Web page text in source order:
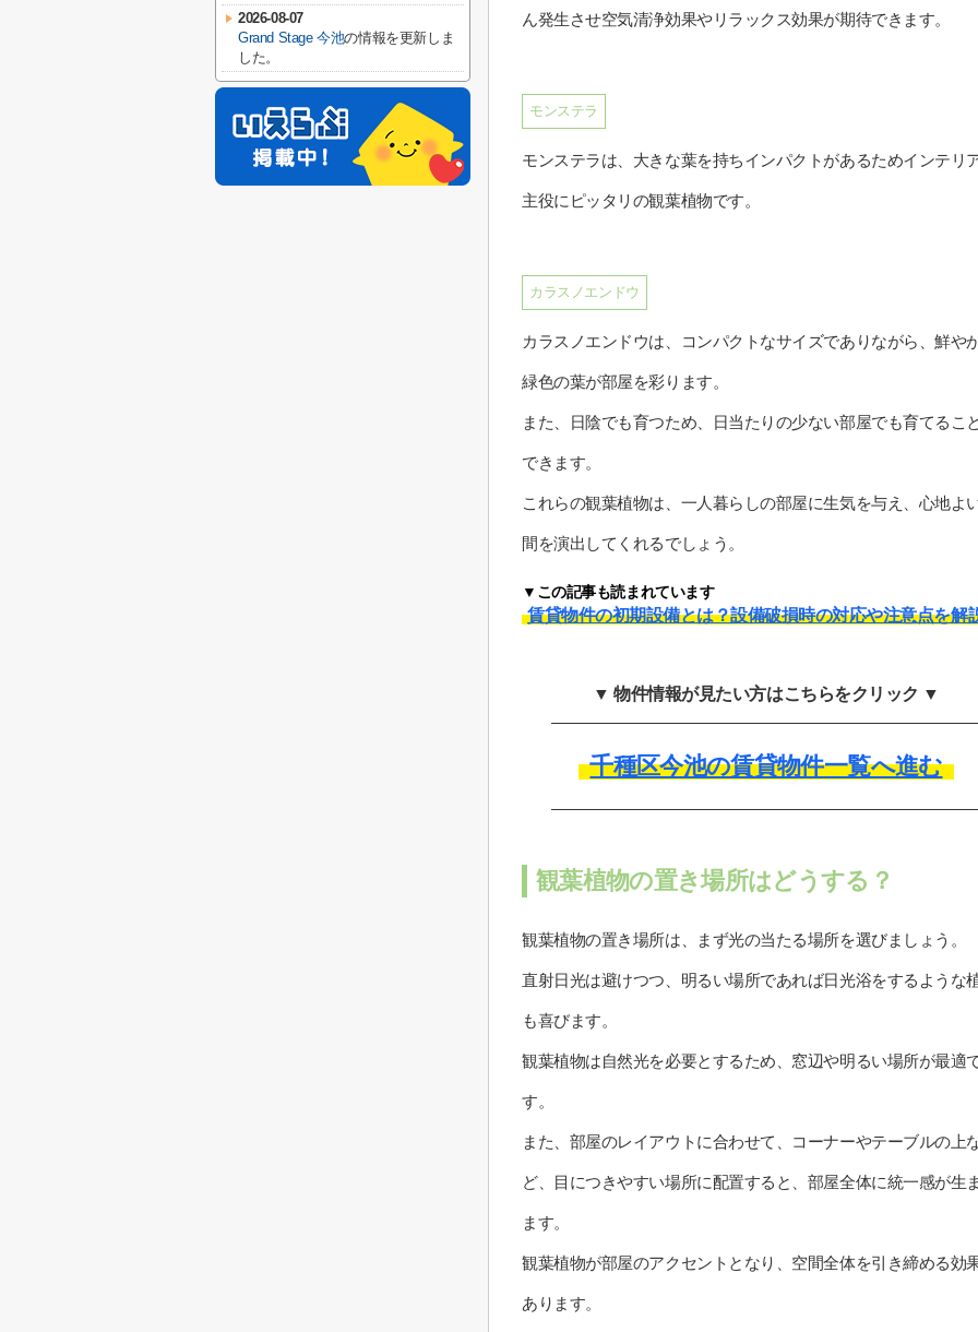
ん発生させ空気清浄効果やリラックス効果が期待できます。
モンステラ
モンステラは、大きな葉を持ちインパクトがあるためインテリ
主役にピッタリの観葉植物です。
カラスノエンドウ
カラスノエンドウは、コンパクトなサイズでありながら、鮮や
緑色の葉が部屋を彩ります。
また、日陰でも育つため、日当たりの少ない部屋でも育てるこ
できます。
これらの観葉植物は、一人暮らしの部屋に生気を与え、心地よ
間を演出してくれるでしょう。
▼この記事も読まれています
賃貸物件の初期設備とは？設備破損時の対応や注意点を解
▼ 物件情報が見たい方はこちらをクリック ▼
千種区今池の賃貸物件一覧へ進む
観葉植物の置き場所はどうする？
観葉植物の置き場所は、まず光の当たる場所を選びましょう。
直射日光は避けつつ、明るい場所であれば日光浴をするような
も喜びます。
観葉植物は自然光を必要とするため、窓辺や明るい場所が最適
す。
また、部屋のレイアウトに合わせて、コーナーやテーブルの上
ど、目につきやすい場所に配置すると、部屋全体に統一感が生
ます。
観葉植物が部屋のアクセントとなり、空間全体を引き締める効
あります。
2026-08-07
Grand Stage 今池の情報を更新しま
した。